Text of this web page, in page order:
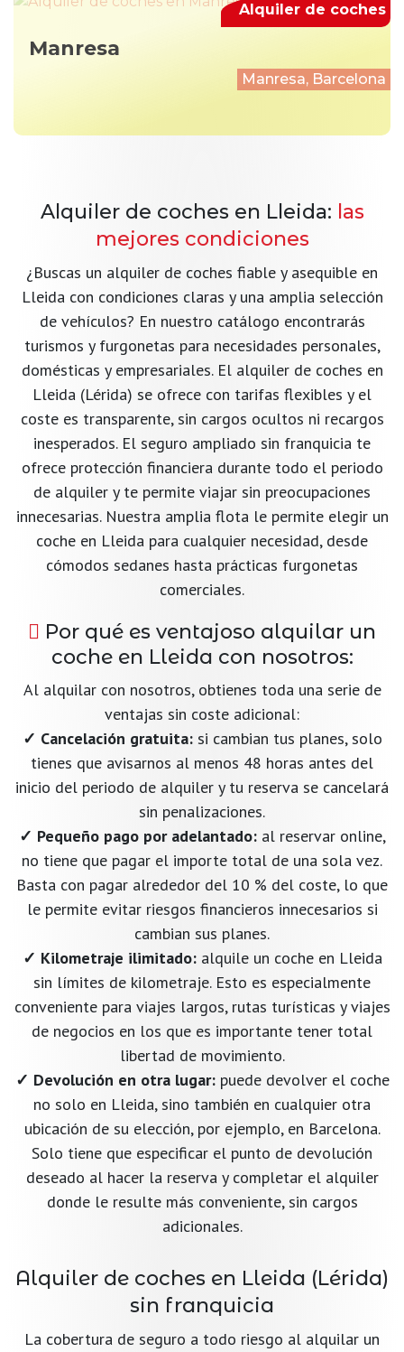
Manresa
Manresa, Barcelona
Alquiler de coches
Alquiler de coches en Lleida: las
mejores condiciones
¿Buscas un alquiler de coches fiable y asequible en
Lleida con condiciones claras y una amplia selección
de vehículos? En nuestro catálogo encontrarás
turismos y furgonetas para necesidades personales,
domésticas y empresariales. El alquiler de coches en
Lleida (Lérida) se ofrece con tarifas flexibles y el
coste es transparente, sin cargos ocultos ni recargos
inesperados. El seguro ampliado sin franquicia te
ofrece protección financiera durante todo el periodo
de alquiler y te permite viajar sin preocupaciones
innecesarias. Nuestra amplia flota le permite elegir un
coche en Lleida para cualquier necesidad, desde
cómodos sedanes hasta prácticas furgonetas
comerciales.
Por qué es ventajoso alquilar un
coche en Lleida con nosotros:
Al alquilar con nosotros, obtienes toda una serie de
ventajas sin coste adicional:
✓ Cancelación gratuita:si cambian tus planes, solo
tienes que avisarnos al menos 48 horas antes del
inicio del periodo de alquiler y tu reserva se cancelará
sin penalizaciones.
✓ Pequeño pago por adelantado:al reservar online,
no tiene que pagar el importe total de una sola vez.
Basta con pagar alrededor del 10 % del coste, lo que
le permite evitar riesgos financieros innecesarios si
cambian sus planes.
✓ Kilometraje ilimitado:alquile un coche en Lleida
sin límites de kilometraje. Esto es especialmente
conveniente para viajes largos, rutas turísticas y viajes
de negocios en los que es importante tener total
libertad de movimiento.
✓ Devolución en otra lugar:puede devolver el coche
no solo en Lleida, sino también en cualquier otra
ubicación de su elección, por ejemplo, en Barcelona.
Solo tiene que especificar el punto de devolución
deseado al hacer la reserva y completar el alquiler
donde le resulte más conveniente, sin cargos
adicionales.
Alquiler de coches en Lleida (Lérida)
sin franquicia
La cobertura de seguro a todo riesgo al alquilar un